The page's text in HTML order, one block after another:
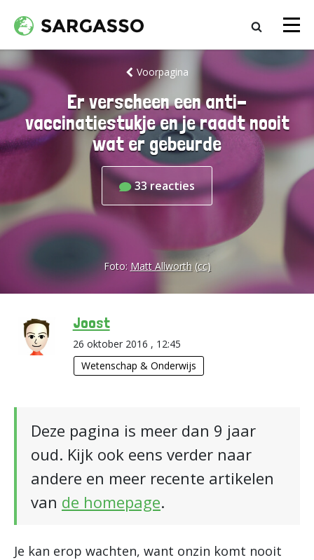
Voorpagina
Er verscheen een anti-
vaccinatiestukje en je raadt nooit
wat er gebeurde
33reacties
Foto: Matt Allworth (cc)
Joost
26 oktober 2016 , 12:45
Wetenschap & Onderwijs
Deze pagina is meer dan 9 jaar
oud. Kijk ook eens verder naar
andere en meer recente artikelen
van de homepage.
Je kan erop wachten, want onzin komt nooit